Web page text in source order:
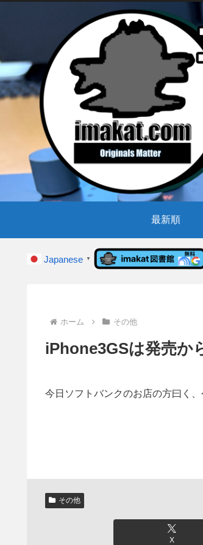
最新順
Japanese ▼
ホーム その他
iPhone3GSは発売か
今日ソフトバンクのお店の方曰く
その他
X